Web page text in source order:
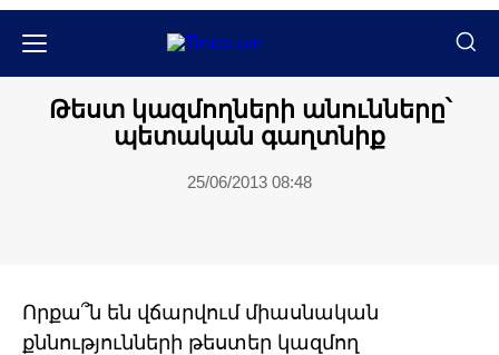
Թեստ կազմողների անունները՝
պետական գաղտնիք
25/06/2013 08:48
Որքա՞ն են վճարվում միասնական
քննությունների թեստեր կազմող